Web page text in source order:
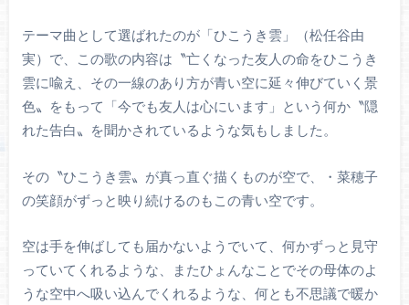
テーマ曲として選ばれたのが「ひこうき雲」（松任谷由
実）で、この歌の内容は〝亡くなった友人の命をひこうき
雲に喩え、その一線のあり方が青い空に延々伸びていく景
色〟をもって「今でも友人は心にいます」という何か〝隠
れた告白〟を聞かされているような気もしました。
その〝ひこうき雲〟が真っ直ぐ描くものが空で、・菜穂子
の笑顔がずっと映り続けるのもこの青い空です。
空は手を伸ばしても届かないようでいて、何かずっと見守
っていてくれるような、またひょんなことでその母体のよ
うな空中へ吸い込んでくれるような、何とも不思議で暖か